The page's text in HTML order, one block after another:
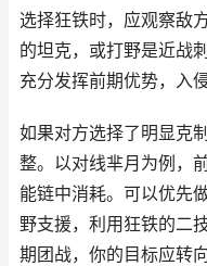
选择狂铁时，应观察敌
的坦克，或打野是近战
充分发挥前期优势，入
如果对方选择了明显克
整。以对线芈月为例，
能链中消耗。可以优先
野支援，利用狂铁的二
期团战，你的目标应转